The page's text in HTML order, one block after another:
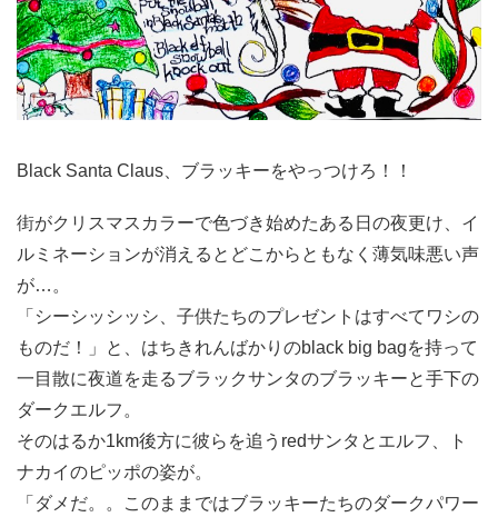
Black Santa Claus、ブラッキーをやっつけろ！！
街がクリスマスカラーで色づき始めたある日の夜更け、イ
ルミネーションが消えるとどこからともなく薄気味悪い声
が…。
「シーシッシッシ、子供たちのプレゼントはすべてワシの
ものだ！」と、はちきれんばかりのblack big bagを持って
一目散に夜道を走るブラックサンタのブラッキーと手下の
ダークエルフ。
そのはるか1km後方に彼らを追うredサンタとエルフ、ト
ナカイのピッポの姿が。
「ダメだ。。このままではブラッキーたちのダークパワー